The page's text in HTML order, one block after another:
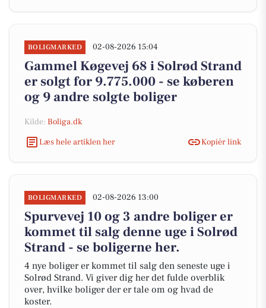
BOLIGMARKED 02-08-2026 15:04
Gammel Køgevej 68 i Solrød Strand
er solgt for 9.775.000 - se køberen
og 9 andre solgte boliger
Kilde: Boliga.dk
Læs hele artiklen her
Kopiér link
BOLIGMARKED 02-08-2026 13:00
Spurvevej 10 og 3 andre boliger er
kommet til salg denne uge i Solrød
Strand - se boligerne her.
4 nye boliger er kommet til salg den seneste uge i
Solrød Strand. Vi giver dig her det fulde overblik
over, hvilke boliger der er tale om og hvad de
koster.